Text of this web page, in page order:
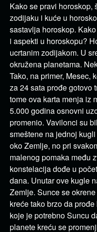
Kako se pravi horoskop,
zodijaku i kuće u
sastavlja horoskop.
i aspekti u horoskopu?
ucrtanim zodijakom. U
okružena planetama.
Tako, na primer, Mesec,
za 24 sata prođe gotovo
tome ova karta menja iz
5.000 godina osnovni
promenio. Vavilonci su
smeštene na jednoj
oko Zemlje, no pri
malenog pomaka među
konstelacija dođe u
dana. Unutar ove kugle
Zemlje. Sunce se
kreće tako brzo da
koje je potrebno Suncu
planete kreću se